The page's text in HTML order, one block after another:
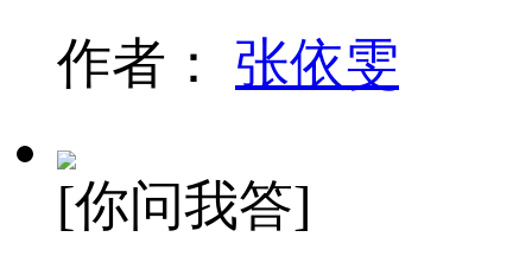
作者： 张依雯
[你问我答]